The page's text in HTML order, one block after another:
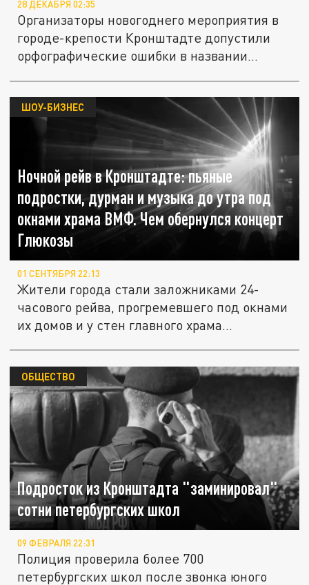
28 ДЕКАБРЯ 02:35
Организаторы новогоднего мероприятия в
городе-крепости Кронштадте допустили
орфографические ошибки в названии...
Ночной рейв в Кронштадте: пьяные
подростки, дурман и музыка до утра под
окнами храма ВМФ. Чем обернулся концерт
Глюкозы
ШОУ-БИЗНЕС
01 СЕНТЯБРЯ 22:13
Жители города стали заложниками 24-
часового рейва, прогремевшего под окнами
их домов и у стен главного храма...
Подросток из Кронштадта "заминировал"
сотни петербургских школ
ОБЩЕСТВО
09 ФЕВРАЛЯ 22:31
Полиция проверила более 700
петербургских школ после звонка юного